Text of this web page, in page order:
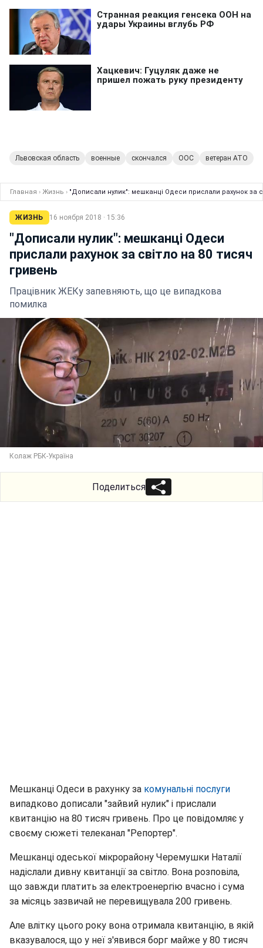
Львовская область военные скончался ООС ветеран АТО
Главная › Жизнь › "Дописали нулик": мешканці Одеси прислали рахунок за
ЖИЗНЬ 16 ноября 2018 · 15:36
"Дописали нулик": мешканці Одеси
прислали рахунок за світло на 80 тисяч
гривень
Працівник ЖЕКу запевняють, що це випадкова
помилка
Колаж РБК-Україна
Поделиться
Мешканці Одеси в рахунку за комунальні послуги
випадково дописали "зайвий нулик" і прислали
квитанцію на 80 тисяч гривень. Про це повідомляє у
своєму сюжеті телеканал "Репортер".
Мешканці одеської мікрорайону Черемушки Наталії
надіслали дивну квитанції за світло. Вона розповіла,
що завжди платить за електроенергію вчасно і сума
за місяць зазвичай не перевищувала 200 гривень.
Але влітку цього року вона отримала квитанцію, в якій
вказувалося, що у неї з'явився борг майже у 80 тисяч